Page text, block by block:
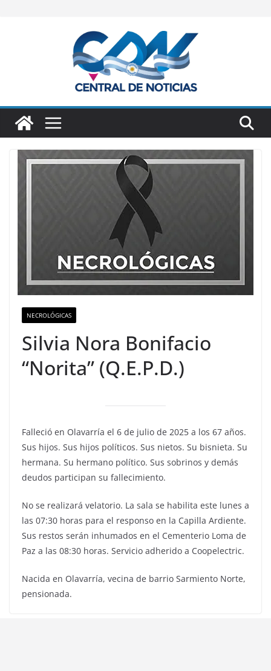
NECROLÓGICAS
Silvia Nora Bonifacio
“Norita” (Q.E.P.D.)
Falleció en Olavarría el 6 de julio de 2025 a los 67 años.
Sus hijos. Sus hijos políticos. Sus nietos. Su bisnieta. Su
hermana. Su hermano político. Sus sobrinos y demás
deudos participan su fallecimiento.
No se realizará velatorio. La sala se habilita este lunes a
las 07:30 horas para el responso en la Capilla Ardiente.
Sus restos serán inhumados en el Cementerio Loma de
Paz a las 08:30 horas. Servicio adherido a Coopelectric.
Nacida en Olavarría, vecina de barrio Sarmiento Norte,
pensionada.